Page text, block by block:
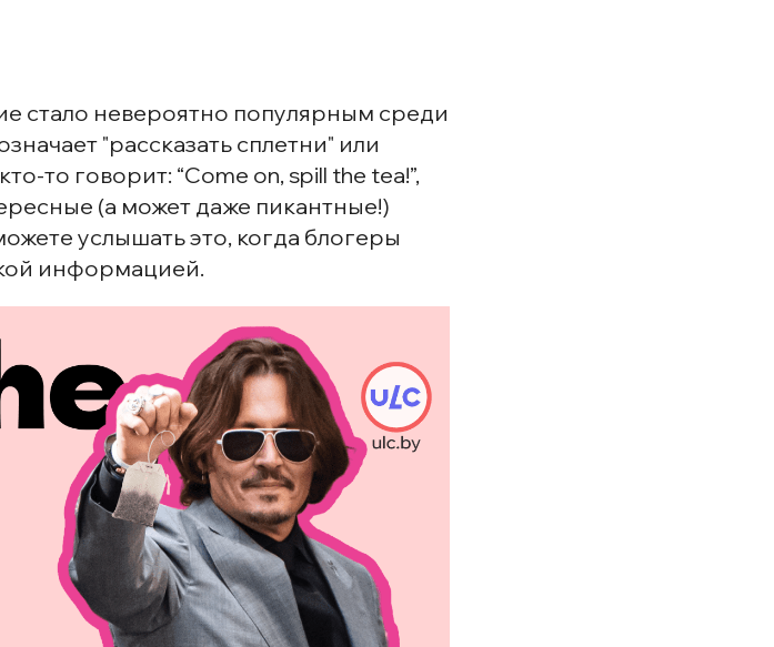
стало невероятно популярным среди
"рассказать сплетни" или
то говорит: “Come on, spill the tea!”,
(а может даже пикантные!)
услышать это, когда блогеры
информацией.